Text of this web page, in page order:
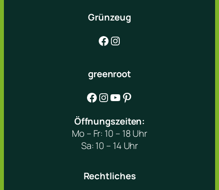
Grünzeug
Facebook Instagram
greenroot
Facebook Instagram YouTube Pinterest
Öffnungszeiten:
Mo – Fr: 10 – 18 Uhr
Sa: 10 – 14 Uhr
Rechtliches